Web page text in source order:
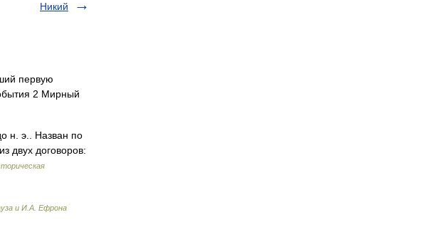
Никий
первую
2 Мирный
н. э.. Назван по
двух договоров:
и И.А. Ефрона